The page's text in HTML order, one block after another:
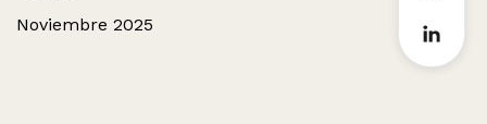
Noviembre 2025